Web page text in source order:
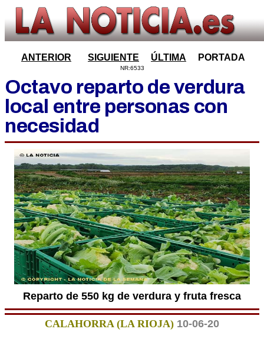
ANTERIOR SIGUIENTE ÚLTIMA PORTADA
NR:6533
Octavo reparto de verdura
local entre personas con
necesidad
Reparto de 550 kg de verdura y fruta fresca
CALAHORRA (LA RIOJA) 10-06-20